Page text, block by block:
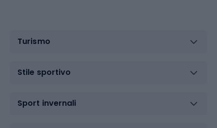
Turismo
Stile sportivo
Sport invernali